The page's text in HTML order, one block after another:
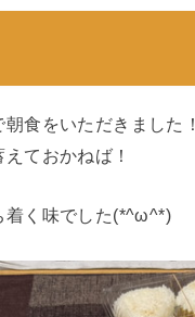
食をいただきました！
ておかねば！
着く味でした(*^ω^*)